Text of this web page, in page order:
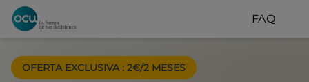
FAQ
OFERTA EXCLUSIVA : 2€/2 MESES